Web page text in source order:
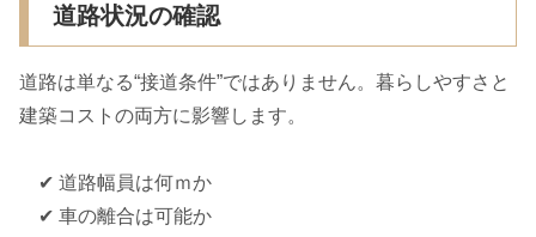
道路状況の確認
道路は単なる“接道条件”ではありません。暮らしやすさと
建築コストの両方に影響します。
✔ 道路幅員は何ｍか
✔ 車の離合は可能か